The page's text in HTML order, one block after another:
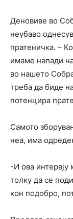
Деновиве во
неубаво
пратеничка. –
имаме напади
во нашето
треба да биде
потенцира
Самото
неа, има
-И ова
толку да се
кон подобро,